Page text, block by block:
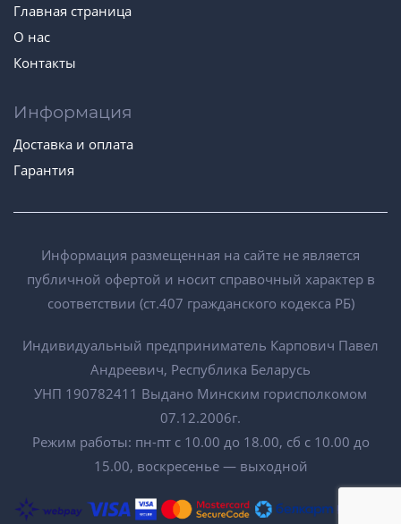
Главная страница
О нас
Контакты
Информация
Доставка и оплата
Гарантия
Информация размещенная на сайте не является
публичной офертой и носит справочный характер в
соответствии (ст.407 гражданского кодекса РБ)
Индивидуальный предприниматель Карпович Павел
Андреевич, Республика Беларусь
УНП 190782411 Выдано Минским горисполкомом
07.12.2006г.
Режим работы: пн-пт с 10.00 до 18.00, сб с 10.00 до
15.00, воскресенье — выходной